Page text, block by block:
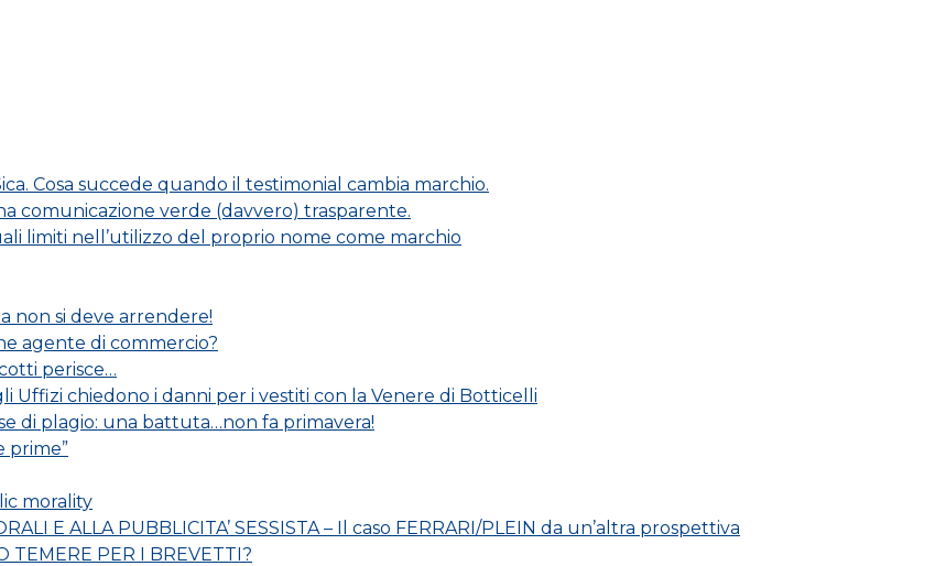
Cosa succede quando il testimonial cambia marchio.
comunicazione verde (davvero) trasparente.
limiti nell’utilizzo del proprio nome come marchio
non si deve arrendere!
agente di commercio?
perisce…
Uffizi chiedono i danni per i vestiti con la Venere di Botticelli
di plagio: una battuta…non fa primavera!
prime”
morality
E ALLA PUBBLICITA’ SESSISTA – Il caso FERRARI/PLEIN da un’altra prospettiva
TEMERE PER I BREVETTI?